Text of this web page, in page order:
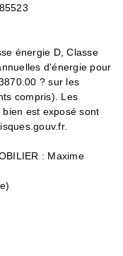
énergie D, Classe
d'énergie pour
? sur les
compris). Les
est exposé sont
: Maxime